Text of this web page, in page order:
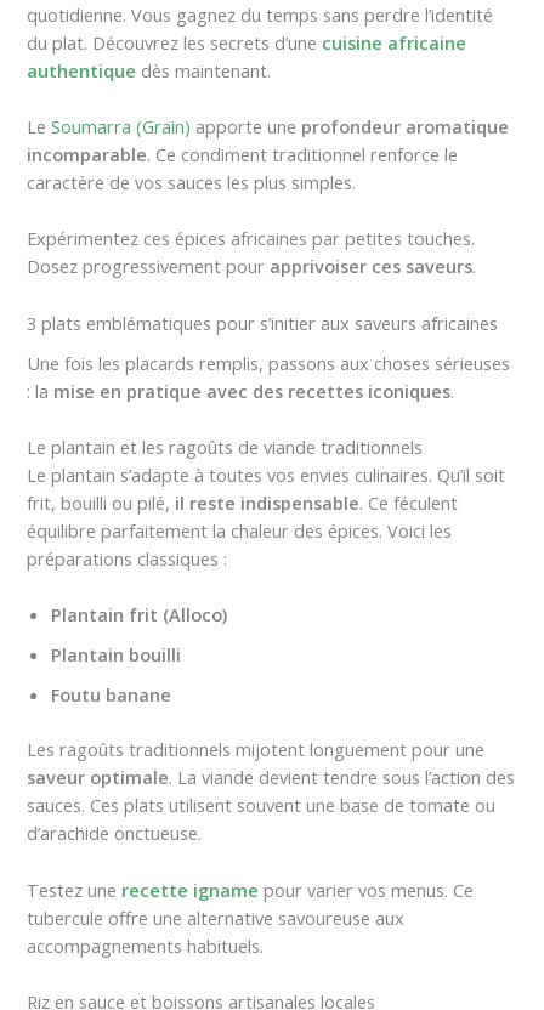
quotidienne. Vous gagnez du temps sans perdre l’identité
du plat. Découvrez les secrets d’une cuisine africaine
authentique dès maintenant.
LeSoumarra (Grain) apporte une profondeur aromatique
incomparable. Ce condiment traditionnel renforce le
caractère de vos sauces les plus simples.
Expérimentez ces épices africaines par petites touches.
Dosez progressivement pour apprivoiser ces saveurs.
3 plats emblématiques pour s’initier aux saveurs africaines
Une fois les placards remplis, passons aux choses sérieuses
: la mise en pratique avec des recettes iconiques.
Le plantain et les ragoûts de viande traditionnels
Le plantain s’adapte à toutes vos envies culinaires. Qu’il soit
frit, bouilli ou pilé, il reste indispensable. Ce féculent
équilibre parfaitement la chaleur des épices. Voici les
préparations classiques :
Plantain frit (Alloco)
Plantain bouilli
Foutu banane
Les ragoûts traditionnels mijotent longuement pour une
saveur optimale. La viande devient tendre sous l’action des
sauces. Ces plats utilisent souvent une base de tomate ou
d’arachide onctueuse.
Testez une recette igname pour varier vos menus. Ce
tubercule offre une alternative savoureuse aux
accompagnements habituels.
Riz en sauce et boissons artisanales locales